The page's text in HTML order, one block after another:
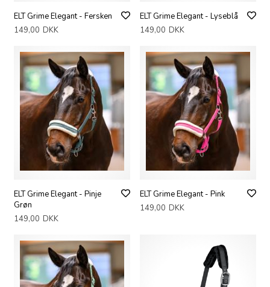
ELT Grime Elegant - Fersken
149,00 DKK
ELT Grime Elegant - Lyseblå
149,00 DKK
ELT Grime Elegant - Pinje
Grøn
149,00 DKK
ELT Grime Elegant - Pink
149,00 DKK